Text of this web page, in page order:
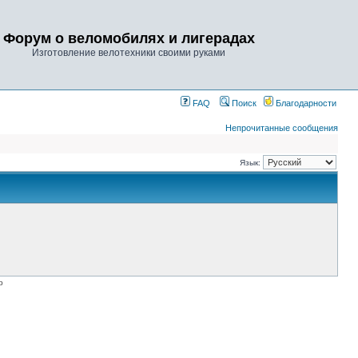
Форум о веломобилях и лигерадах
Изготовление велотехники своими руками
FAQ Поиск Благодарности
Непрочитанные сообщения
Язык: